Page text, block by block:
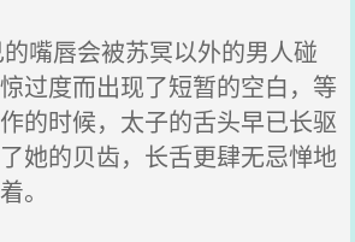
嘴唇会被苏冥以外的男人碰
过度而出现了短暂的空白，等
的时候，太子的舌头早已长驱
她的贝齿，长舌更肆无忌惮地
。